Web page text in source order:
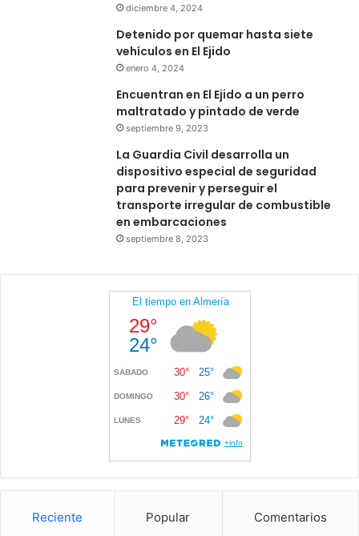
diciembre 4, 2024
Detenido por quemar hasta siete
vehículos en El Ejido
enero 4, 2024
Encuentran en El Ejido a un perro
maltratado y pintado de verde
septiembre 9, 2023
La Guardia Civil desarrolla un
dispositivo especial de seguridad
para prevenir y perseguir el
transporte irregular de combustible
en embarcaciones
septiembre 8, 2023
Reciente Popular Comentarios